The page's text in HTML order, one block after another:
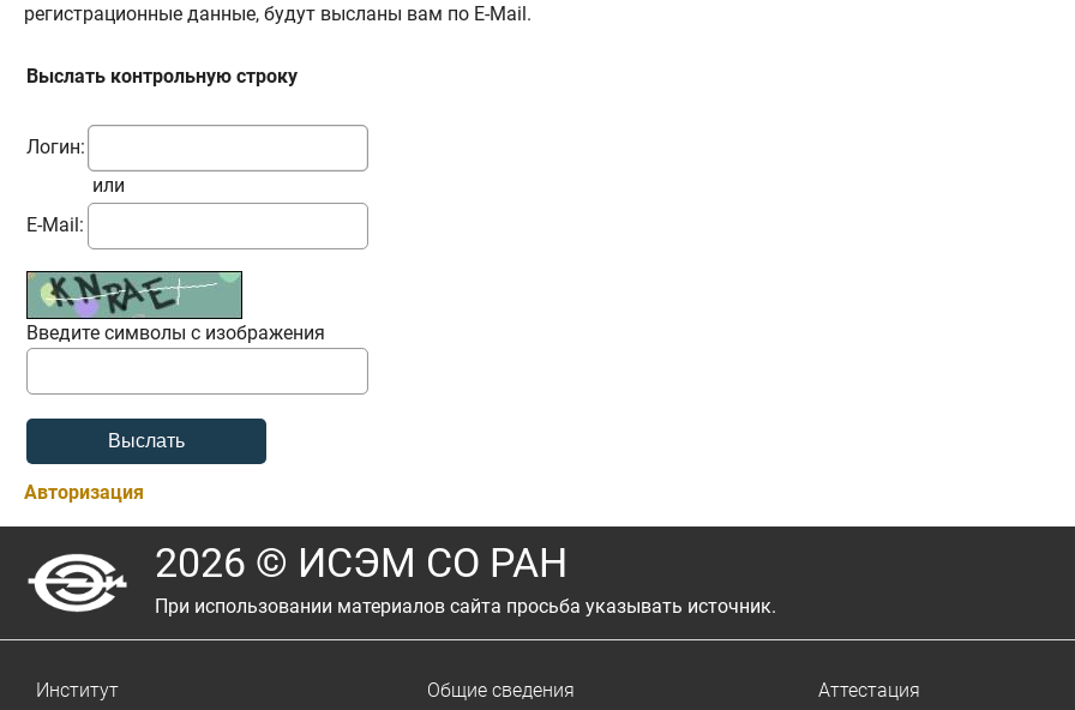
регистрационные данные, будут высланы вам по E-Mail.
Выслать контрольную строку
Логин:
или
E-Mail:
Введите символы с изображения
Авторизация
2026 © ИСЭМ СО РАН
При использовании материалов сайта просьба указывать источник.
Институт
Общие сведения
Аттестация